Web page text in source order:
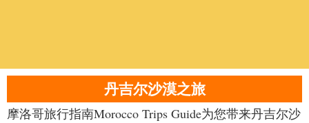
丹吉尔沙漠之旅
摩洛哥旅行指南Morocco Trips Guide为您带来丹吉尔沙